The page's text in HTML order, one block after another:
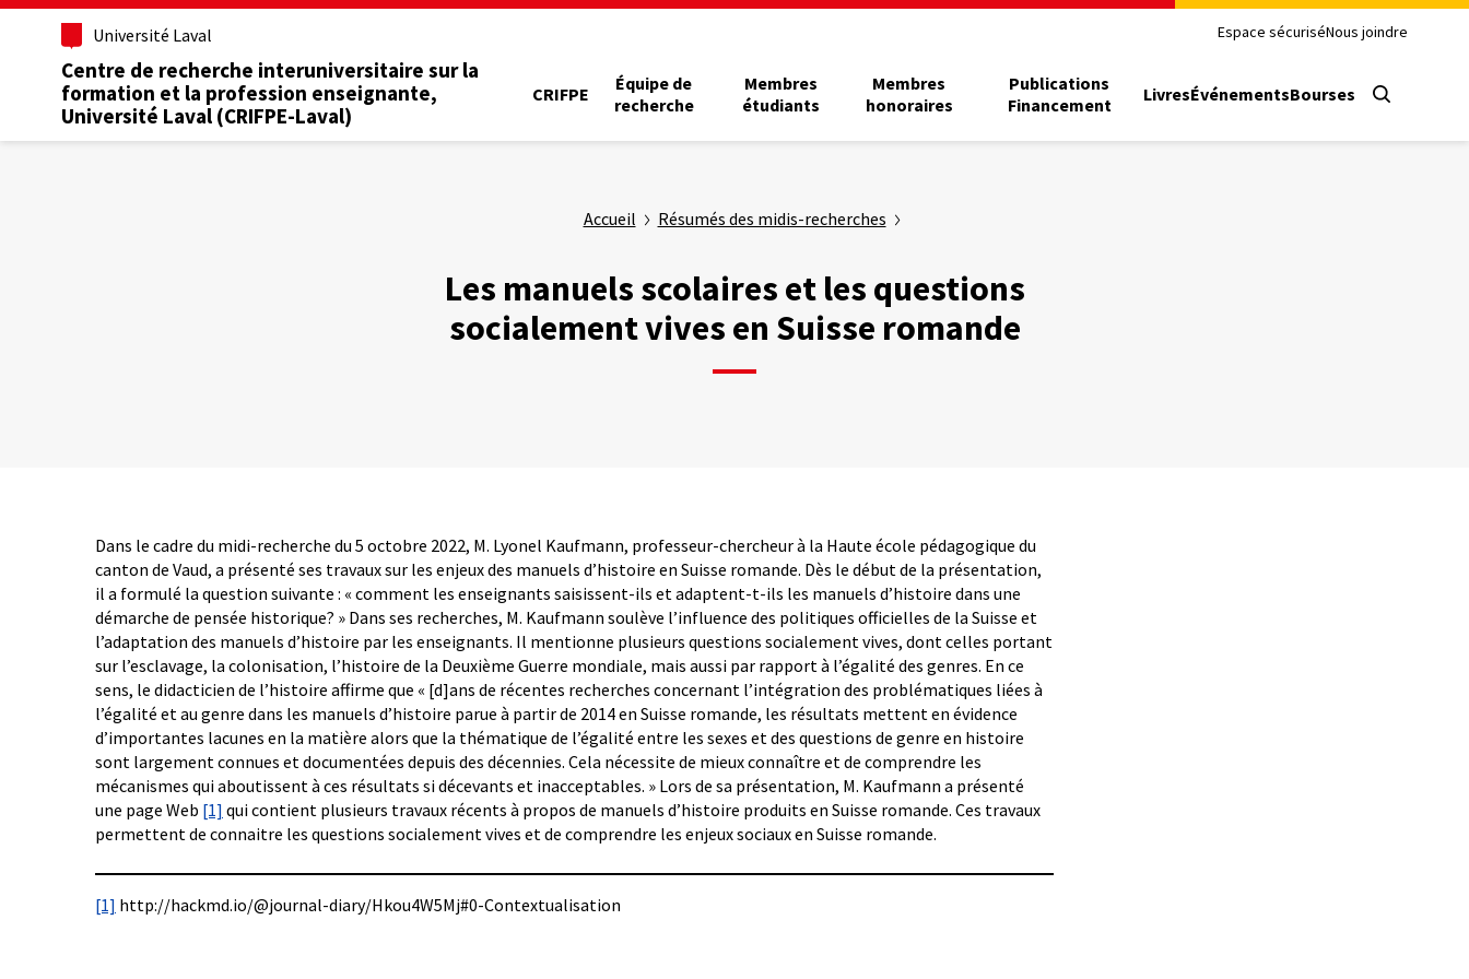
Aller
principal
Université Laval Espace sécuriséNous joindre
Centre de recherche interuniversitaire sur la
formation et la profession enseignante,
Université Laval (CRIFPE-Laval)
CRIFPE
Équipe de
recherche
Membres
étudiants
Membres
honoraires
Publications
Financement
LivresÉvénementsBourses
Accueil Résumés des midis-recherches
Les manuels scolaires et les questions
socialement vives en Suisse romande
Dans le cadre du midi-recherche du 5 octobre 2022, M. Lyonel Kaufmann, professeur-chercheur à la Haute école pédagogique du
canton de Vaud, a présenté ses travaux sur les enjeux des manuels d’histoire en Suisse romande. Dès le début de la présentation,
il a formulé la question suivante : « comment les enseignants saisissent-ils et adaptent-t-ils les manuels d’histoire dans une
démarche de pensée historique? » Dans ses recherches, M. Kaufmann soulève l’influence des politiques officielles de la Suisse et
l’adaptation des manuels d’histoire par les enseignants. Il mentionne plusieurs questions socialement vives, dont celles portant
sur l’esclavage, la colonisation, l’histoire de la Deuxième Guerre mondiale, mais aussi par rapport à l’égalité des genres. En ce
sens, le didacticien de l’histoire affirme que « [d]ans de récentes recherches concernant l’intégration des problématiques liées à
l’égalité et au genre dans les manuels d’histoire parue à partir de 2014 en Suisse romande, les résultats mettent en évidence
d’importantes lacunes en la matière alors que la thématique de l’égalité entre les sexes et des questions de genre en histoire
sont largement connues et documentées depuis des décennies. Cela nécessite de mieux connaître et de comprendre les
mécanismes qui aboutissent à ces résultats si décevants et inacceptables. » Lors de sa présentation, M. Kaufmann a présenté
une page Web [1] qui contient plusieurs travaux récents à propos de manuels d’histoire produits en Suisse romande. Ces travaux
permettent de connaitre les questions socialement vives et de comprendre les enjeux sociaux en Suisse romande.
[1] http://hackmd.io/@journal-diary/Hkou4W5Mj#0-Contextualisation